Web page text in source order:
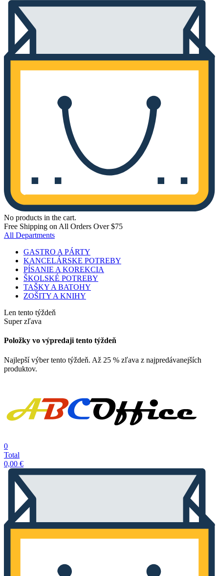
No products in the cart.
Free Shipping on All Orders Over $75
All Departments
GASTRO A PÁRTY
KANCELÁRSKE POTREBY
PÍSANIE A KOREKCIA
ŠKOLSKÉ POTREBY
TAŠKY A BATOHY
ZOŠITY A KNIHY
Len tento týždeň
Super zľava
Položky vo výpredaji tento týždeň
Najlepší výber tento týždeň. Až 25 % zľava z najpredávanejších
produktov.
0
Total
0,00 €